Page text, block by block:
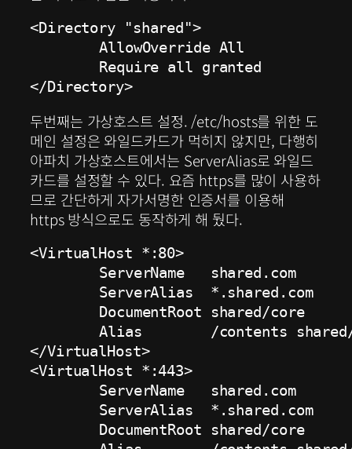
<Directory "shared">
</Directory>
두번째는 가상호스트 설정. /etc/hosts를 위한 도
메인 설정은 와일드카드가 먹히지 않지만, 다행히
아파치 가상호스트에서는 ServerAlias로 와일드
카드를 설정할 수 있다. 요즘 https를 많이 사용하
므로 간단하게 자가서명한 인증서를 이용해
https 방식으로도 동작하게 해 뒀다.
<VirtualHost *:80>
</VirtualHost>
<VirtualHost *:443>